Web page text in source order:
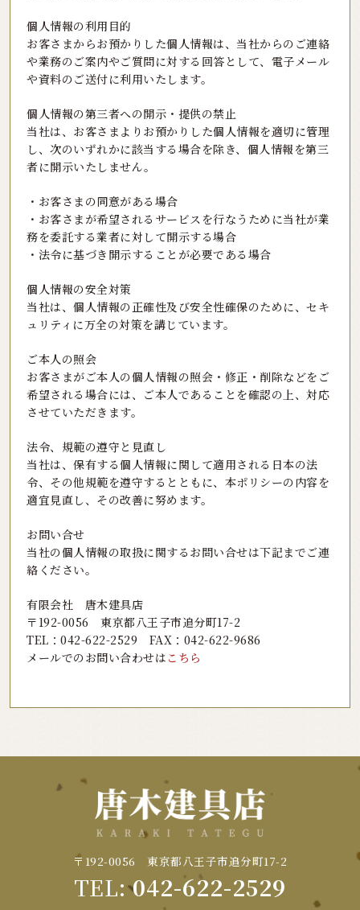
個人情報の利用目的
お客さまからお預かりした個人情報は、当社からのご連絡
や業務のご案内やご質問に対する回答として、電子メール
や資料のご送付に利用いたします。
個人情報の第三者への開示・提供の禁止
当社は、お客さまよりお預かりした個人情報を適切に管理
し、次のいずれかに該当する場合を除き、個人情報を第三
者に開示いたしません。
・お客さまの同意がある場合
・お客さまが希望されるサービスを行なうために当社が業
務を委託する業者に対して開示する場合
・法令に基づき開示することが必要である場合
個人情報の安全対策
当社は、個人情報の正確性及び安全性確保のために、セキ
ュリティに万全の対策を講じています。
ご本人の照会
お客さまがご本人の個人情報の照会・修正・削除などをご
希望される場合には、ご本人であることを確認の上、対応
させていただきます。
法令、規範の遵守と見直し
当社は、保有する個人情報に関して適用される日本の法
令、その他規範を遵守するとともに、本ポリシーの内容を
適宜見直し、その改善に努めます。
お問い合せ
当社の個人情報の取扱に関するお問い合せは下記までご連
絡ください。
有限会社 唐木建具店
〒192-0056 東京都八王子市追分町17-2
TEL： 042-622-2529 FAX：042-622-9686
メールでのお問い合わせは こちら
〒192-0056 東京都八王子市追分町17-2
TEL:042-622-2529